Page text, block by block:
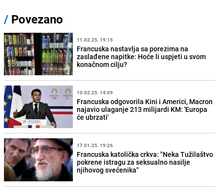
/ Povezano
11.02.25. 19:15
Francuska nastavlja sa porezima na
zaslađene napitke: Hoće li uspjeti u svom
konačnom cilju?
10.02.25. 14:09
Francuska odgovorila Kini i Americi, Macron
najavio ulaganje 213 milijardi KM: 'Europa
će ubrzati'
17.01.25. 19:26
Francuska katolička crkva: "Neka Tužilaštvo
pokrene istragu za seksualno nasilje
njihovog svećenika"